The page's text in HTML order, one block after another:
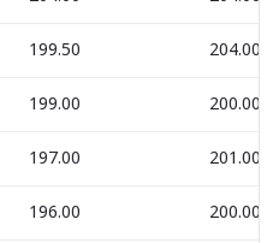
199.50 204.00
199.00 200.00
197.00 201.00
196.00 200.00